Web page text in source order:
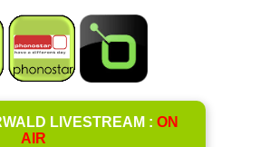
LIVESTREAM : ON
AIR